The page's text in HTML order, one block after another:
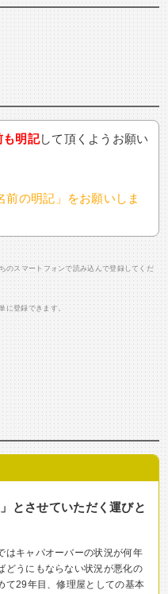
も明記して頂くようお願い
前の明記」をお願いしま
のスマートフォンで読み込んで登録してくだ
に登録できます。
とさせていただく運びと
はキャパオーバーの状況が何年
どうにもならない状況が悪化の
て29年目、修理屋としての基本